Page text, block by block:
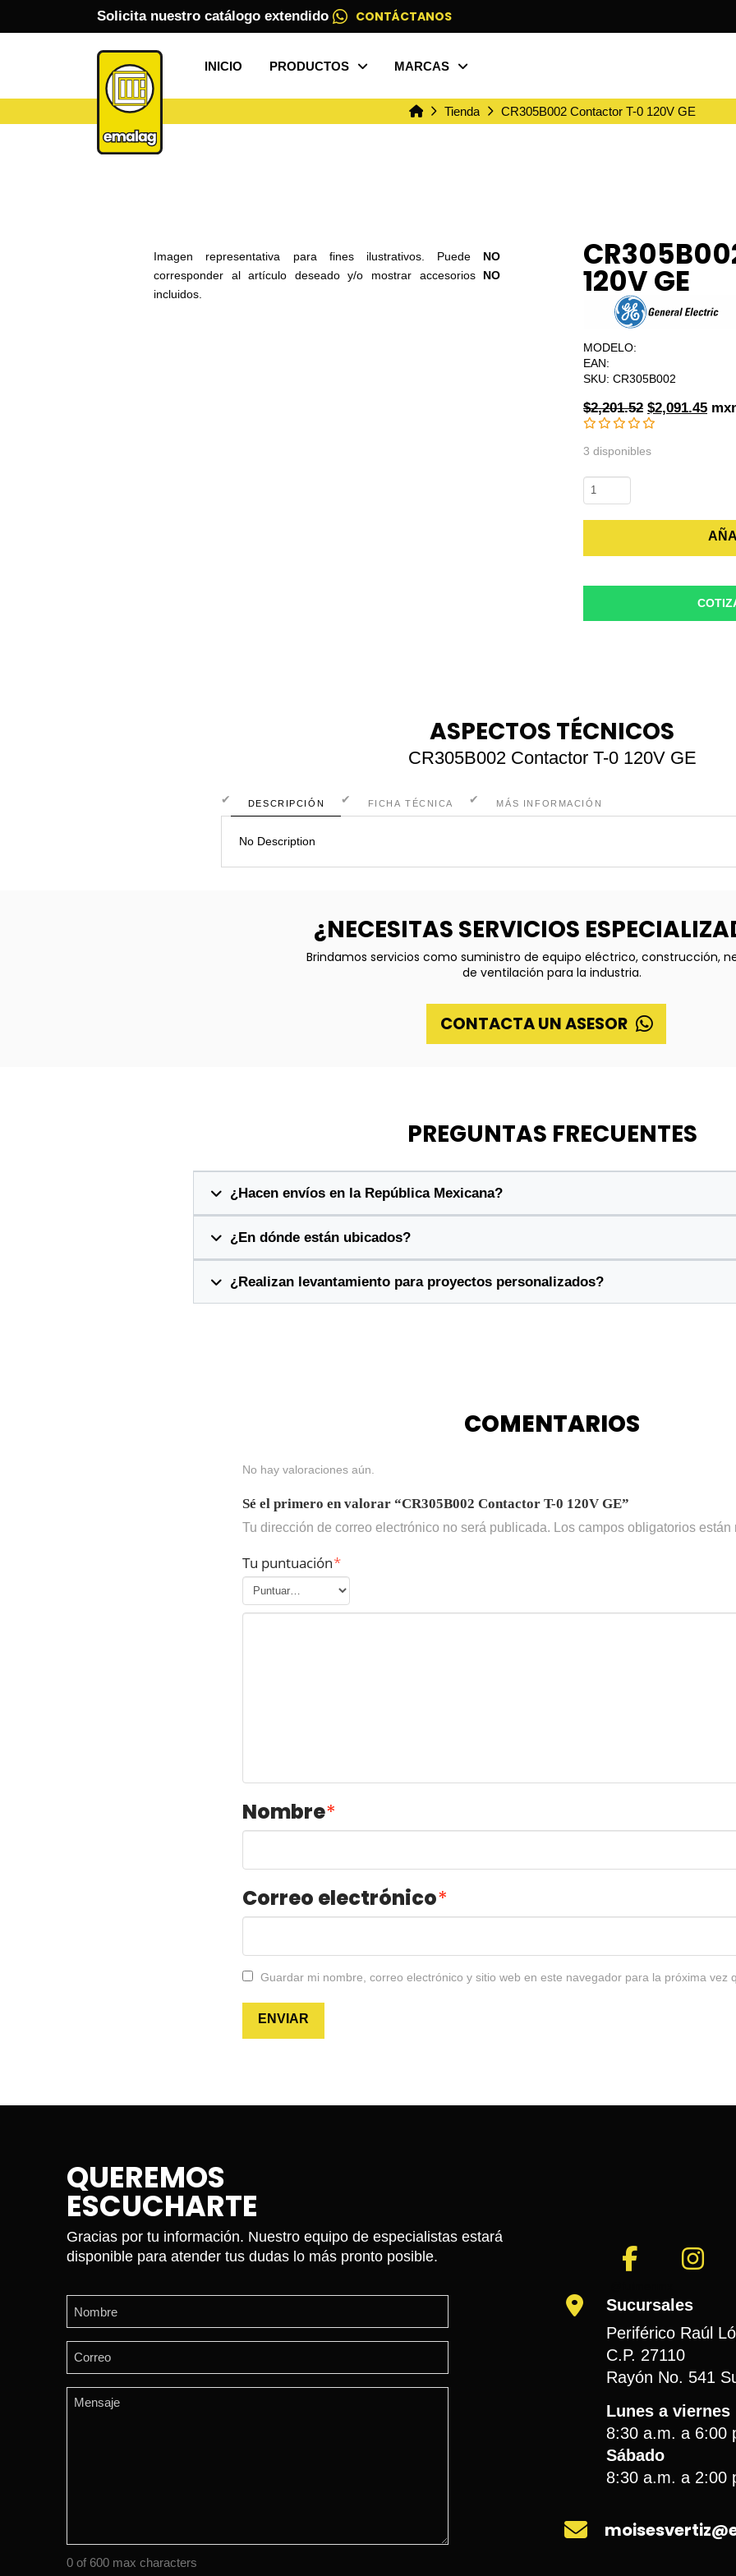
Solicita nuestro catálogo extendido CONTÁCTANOS
INICIO PRODUCTOS MARCAS
InicioTienda CR305B002 Contactor T-0 120V GE
Imagen representativa para fines ilustrativos. Puede NO
corresponder al artículo deseado y/o mostrar accesorios NO
incluidos.
120V GE
MODELO:
EAN:
SKU: CR305B002
$2,201.52 Original
price
$2,091.45
3 disponibles
CR305B002
Contactor
T-
120V
ASPECTOS TÉCNICOS
CR305B002 Contactor T-0 120V GE
DESCRIPCIÓN FICHA TÉCNICA MÁS INFORMACIÓN
No Description
¿NECESITAS SERVICIOS
Brindamos servicios como suministro de equipo eléctrico, construcción,
de ventilación para la industria.
CONTACTA UN ASESOR
PREGUNTAS FRECUENTES
¿Hacen envíos en la República Mexicana?
¿En dónde están ubicados?
¿Realizan levantamiento para proyectos personalizados?
COMENTARIOS
No hay valoraciones aún.
Sé el primero en valorar “CR305B002 Contactor T-0 120V GE”
Tu dirección de correo electrónico no será publicada. Los campos obligatorios están
Tu puntuación*
Nombre*
Correo electrónico*
Guardar mi nombre, correo electrónico y sitio web en este navegador para la próxima vez
QUEREMOS
ESCUCHARTE
Gracias por tu información. Nuestro equipo de especialistas estará
disponible para atender tus dudas lo más pronto posible.
First
Email
(Required)
Comments
0 of 600 max characters
Sucursales
Periférico Raúl
C.P. 27110
Rayón No. 541
Lunes a viernes
8:30 a.m. a 6:00
Sábado
8:30 a.m. a 2:00